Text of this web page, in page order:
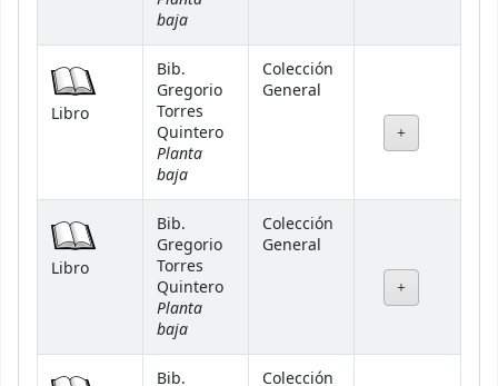
baja
Libro
Bib.
Gregorio
Torres
Quintero
Planta
baja
Colección
General
Libro
Bib.
Gregorio
Torres
Quintero
Planta
baja
Colección
General
Bib.
Colección